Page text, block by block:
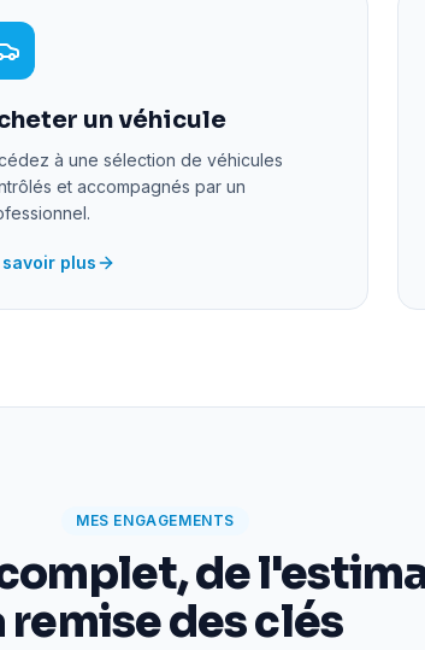
un véhicule
à une sélection de véhicules
et accompagnés par un
savoir plus
MES ENGAGEMENTS
de
remise des clés